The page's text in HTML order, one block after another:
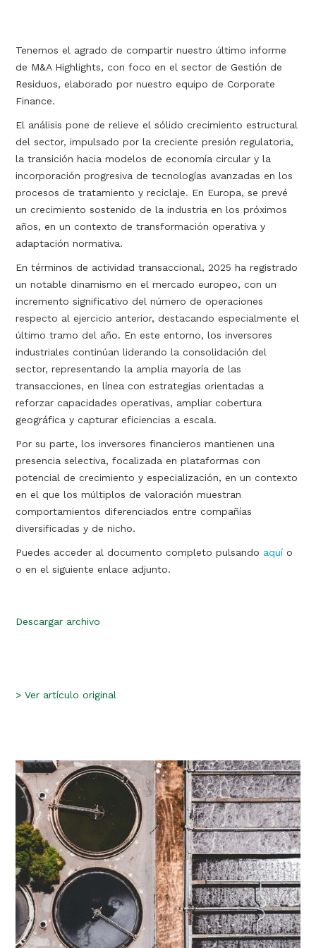
Tenemos el agrado de compartir nuestro último informe
de M&A Highlights, con foco en el sector de Gestión de
Residuos, elaborado por nuestro equipo de Corporate
Finance.
El análisis pone de relieve el sólido crecimiento estructural
del sector, impulsado por la creciente presión regulatoria,
la transición hacia modelos de economía circular y la
incorporación progresiva de tecnologías avanzadas en los
procesos de tratamiento y reciclaje. En Europa, se prevé
un crecimiento sostenido de la industria en los próximos
años, en un contexto de transformación operativa y
adaptación normativa.
En términos de actividad transaccional, 2025 ha registrado
un notable dinamismo en el mercado europeo, con un
incremento significativo del número de operaciones
respecto al ejercicio anterior, destacando especialmente el
último tramo del año. En este entorno, los inversores
industriales continúan liderando la consolidación del
sector, representando la amplia mayoría de las
transacciones, en línea con estrategias orientadas a
reforzar capacidades operativas, ampliar cobertura
geográfica y capturar eficiencias a escala.
Por su parte, los inversores financieros mantienen una
presencia selectiva, focalizada en plataformas con
potencial de crecimiento y especialización, en un contexto
en el que los múltiplos de valoración muestran
comportamientos diferenciados entre compañías
diversificadas y de nicho.
Puedes acceder al documento completo pulsando aquío
o en el siguiente enlace adjunto.
Descargar archivo
> Ver artículo original